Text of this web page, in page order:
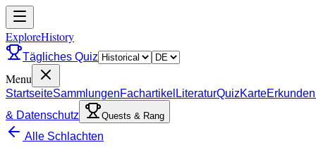
ExploreHistory
Tägliches Quiz
Menu
StartseiteSammlungenFachartikel LiteraturQuizKarteErkunden
& Datenschutz
Quests & Rang
Alle Schlachten